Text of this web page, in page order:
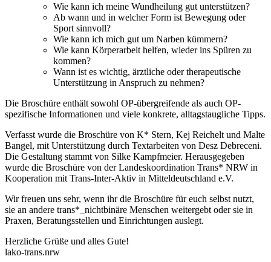
Wie kann ich meine Wundheilung gut unterstützen?
Ab wann und in welcher Form ist Bewegung oder
Sport sinnvoll?
Wie kann ich mich gut um Narben kümmern?
Wie kann Körperarbeit helfen, wieder ins Spüren zu
kommen?
Wann ist es wichtig, ärztliche oder therapeutische
Unterstützung in Anspruch zu nehmen?
Die Broschüre enthält sowohl OP-übergreifende als auch OP-
spezifische Informationen und viele konkrete, alltagstaugliche Tipps.
Verfasst wurde die Broschüre von K* Stern, Kej Reichelt und Malte
Bangel, mit Unterstützung durch Textarbeiten von Desz Debreceni.
Die Gestaltung stammt von Silke Kampfmeier. Herausgegeben
wurde die Broschüre von der Landeskoordination Trans* NRW in
Kooperation mit Trans-Inter-Aktiv in Mitteldeutschland e.V.
Wir freuen uns sehr, wenn ihr die Broschüre für euch selbst nutzt,
sie an andere trans*_nichtbinäre Menschen weitergebt oder sie in
Praxen, Beratungsstellen und Einrichtungen auslegt.
Herzliche Grüße und alles Gute!
lako-trans.nrw